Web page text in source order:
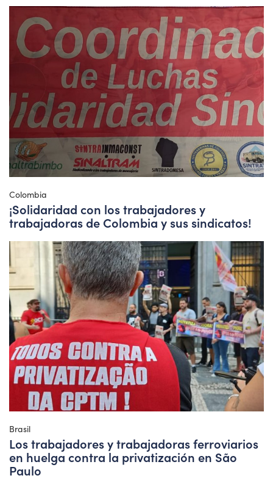
Colombia
¡Solidaridad con los trabajadores y
trabajadoras de Colombia y sus sindicatos!
Brasil
Los trabajadores y trabajadoras ferroviarios
en huelga contra la privatización en São
Paulo